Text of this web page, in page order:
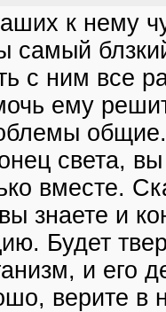
к нему
самый
с ним все
ему
общие.
света,
вместе.
знаете и
Будет
и его
верите в